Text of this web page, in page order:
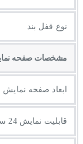
نوع قفل بند
مشخصات صفحه
ابعاد صفحه نمایش
قابلیت نمایش 24 ساعته